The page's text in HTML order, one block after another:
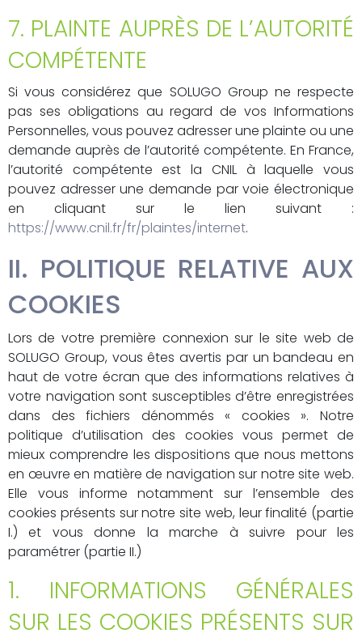
7. PLAINTE AUPRÈS DE L’AUTORITÉ
COMPÉTENTE
Si vous considérez que SOLUGO Group ne respecte
pas ses obligations au regard de vos Informations
Personnelles, vous pouvez adresser une plainte ou une
demande auprès de l’autorité compétente. En France,
l’autorité compétente est la CNIL à laquelle vous
pouvez adresser une demande par voie électronique
en cliquant sur le lien suivant :
https://www.cnil.fr/fr/plaintes/internet.
II. POLITIQUE RELATIVE AUX
COOKIES
Lors de votre première connexion sur le site web de
SOLUGO Group, vous êtes avertis par un bandeau en
haut de votre écran que des informations relatives à
votre navigation sont susceptibles d’être enregistrées
dans des fichiers dénommés « cookies ». Notre
politique d’utilisation des cookies vous permet de
mieux comprendre les dispositions que nous mettons
en œuvre en matière de navigation sur notre site web.
Elle vous informe notamment sur l’ensemble des
cookies présents sur notre site web, leur finalité (partie
I.) et vous donne la marche à suivre pour les
paramétrer (partie II.)
1. INFORMATIONS GÉNÉRALES
SUR LES COOKIES PRÉSENTS SUR